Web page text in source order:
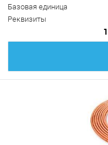
Базовая единица
Реквизиты